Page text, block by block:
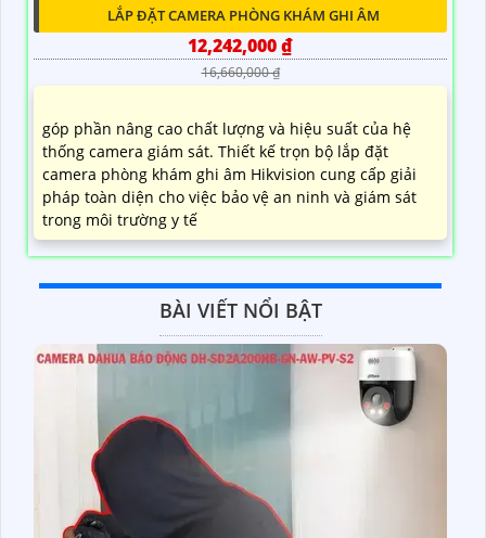
LẮP ĐẶT CAMERA PHÒNG KHÁM GHI ÂM
12,242,000 ₫
16,660,000 ₫
góp phần nâng cao chất lượng và hiệu suất của hệ
thống camera giám sát. Thiết kế trọn bộ lắp đặt
camera phòng khám ghi âm Hikvision cung cấp giải
pháp toàn diện cho việc bảo vệ an ninh và giám sát
trong môi trường y tế
BÀI VIẾT NỔI BẬT